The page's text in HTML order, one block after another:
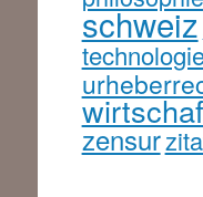
schweiz
zensur